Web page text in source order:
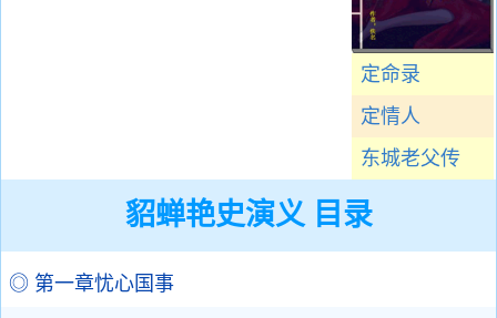
定命录
定情人
东城老父传
貂蝉艳史演义 目录
◎ 第一章忧心国事